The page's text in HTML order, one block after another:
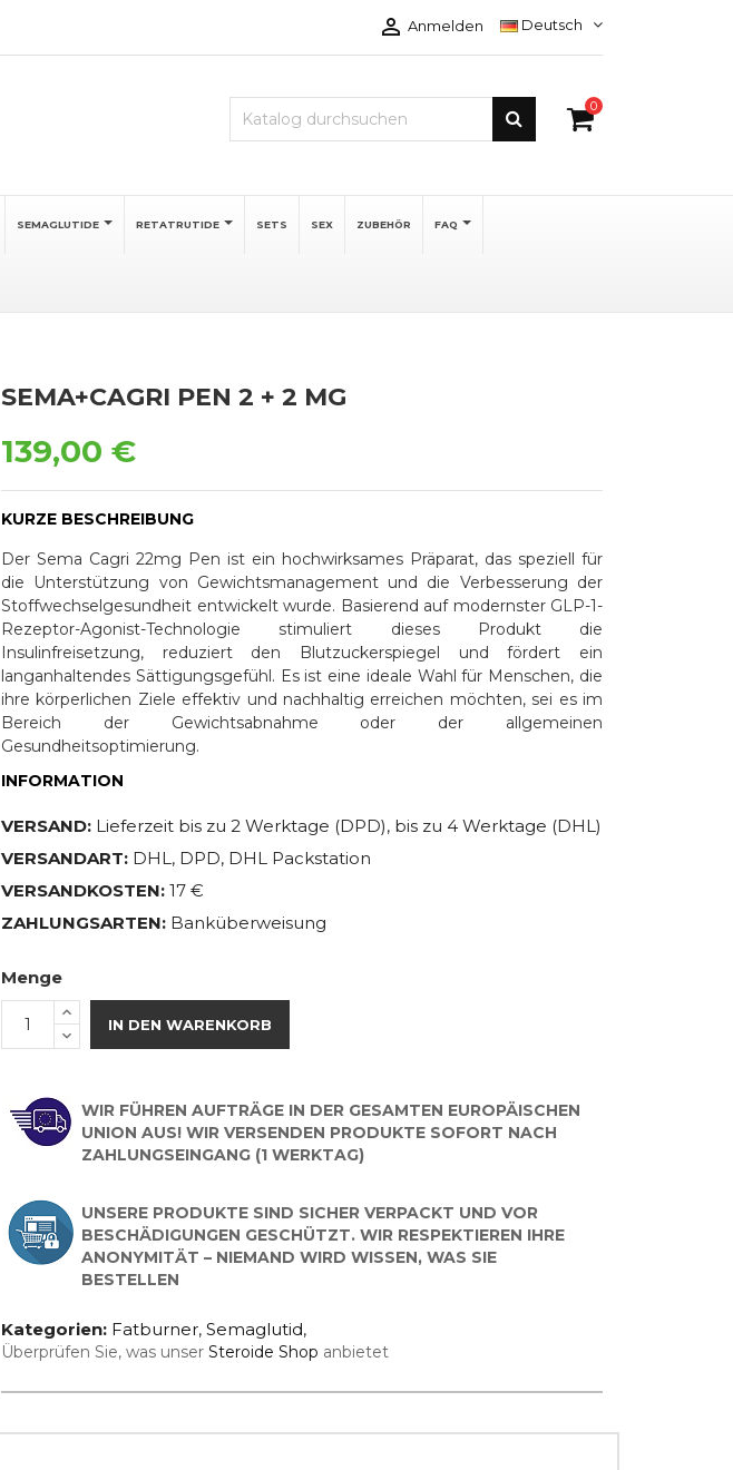
 Anmelden Deutsch
0
SEMAGLUTIDE RETATRUTIDE SETS SEX ZUBEHÖR FAQ
SEMA+CAGRI PEN 2 + 2 MG
139,00 €
KURZE BESCHREIBUNG
Der Sema Cagri 22mg Pen ist ein hochwirksames Präparat, das speziell für
die Unterstützung von Gewichtsmanagement und die Verbesserung der
Stoffwechselgesundheit entwickelt wurde. Basierend auf modernster GLP-1-
Rezeptor-Agonist-Technologie stimuliert dieses Produkt die
Insulinfreisetzung, reduziert den Blutzuckerspiegel und fördert ein
langanhaltendes Sättigungsgefühl. Es ist eine ideale Wahl für Menschen, die
ihre körperlichen Ziele effektiv und nachhaltig erreichen möchten, sei es im
Bereich der Gewichtsabnahme oder der allgemeinen
Gesundheitsoptimierung.
INFORMATION
VERSAND: Lieferzeit bis zu 2 Werktage (DPD), bis zu 4 Werktage (DHL)
VERSANDART: DHL, DPD, DHL Packstation
VERSANDKOSTEN: 17 €
ZAHLUNGSARTEN: Banküberweisung
Menge
IN DEN WARENKORB
WIR FÜHREN AUFTRÄGE IN DER GESAMTEN EUROPÄISCHEN
UNION AUS! WIR VERSENDEN PRODUKTE SOFORT NACH
ZAHLUNGSEINGANG (1 WERKTAG)
UNSERE PRODUKTE SIND SICHER VERPACKT UND VOR
BESCHÄDIGUNGEN GESCHÜTZT. WIR RESPEKTIEREN IHRE
ANONYMITÄT – NIEMAND WIRD WISSEN, WAS SIE
BESTELLEN
Kategorien: Fatburner, Semaglutid,
Überprüfen Sie, was unser Steroide Shop anbietet